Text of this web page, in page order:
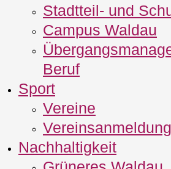
Stadtteil- und
Campus Waldau
Beruf
Sport
Vereine
Vereinsanmeldung
Nachhaltigkeit